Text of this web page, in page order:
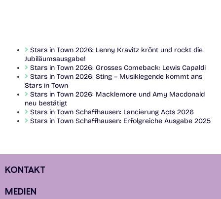
Stars in Town 2026: Lenny Kravitz krönt und rockt die
Jubiläumsausgabe!
Stars in Town 2026: Grosses Comeback: Lewis Capaldi
Stars in Town 2026: Sting – Musiklegende kommt ans
Stars in Town
Stars in Town 2026: Macklemore und Amy Macdonald
neu bestätigt
Stars in Town Schaffhausen: Lancierung Acts 2026
Stars in Town Schaffhausen: Erfolgreiche Ausgabe 2025
KONTAKT
MEDIEN